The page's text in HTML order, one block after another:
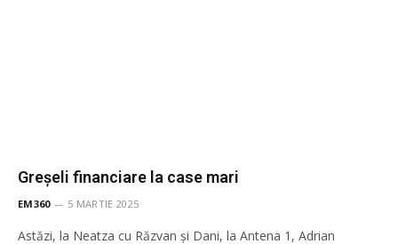
Greșeli financiare la case mari
EM360 5 MARTIE 2025
Astăzi, la Neatza cu Răzvan și Dani, la Antena 1, Adrian